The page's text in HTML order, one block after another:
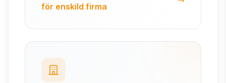
för enskild firma